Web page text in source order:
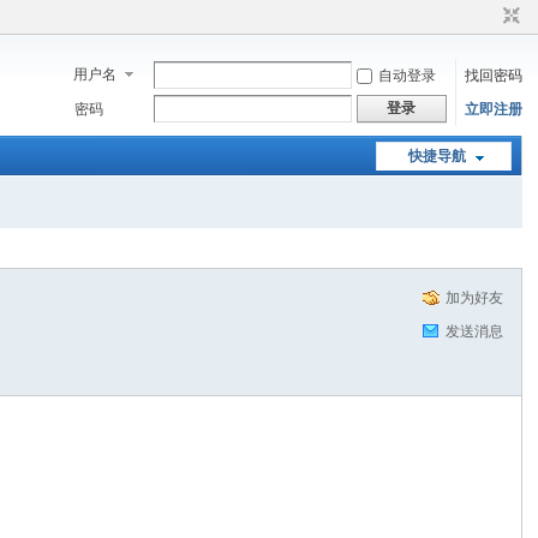
用户名 自动登录
找回密码
密码
登录 立即注册
快捷导航
加为好友
发送消息